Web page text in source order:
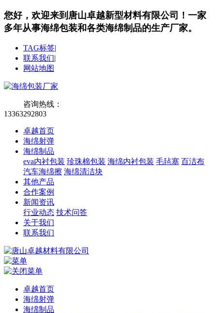
您好，欢迎来到唐山卓越新型材料有限公司！ 一家
多年从事海绵包装和各类海绵制品的生产厂家。
TAG标签|
联系我们|
网站地图
咨询热线：
13363292803
卓越首页
海绵射弹
海绵制品
eva内衬包装 珍珠棉包装 海绵内衬包装 毛毡塞 百洁布
汽车海绵擦 海绵清洁块
其他产品
合作案例
新闻资讯
行业动态 技术问答
关于我们
联系我们
卓越首页
海绵射弹
海绵制品